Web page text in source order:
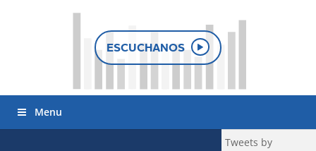
ESCUCHANOS
Menu
Tweets by